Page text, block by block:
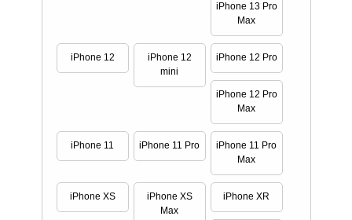
iPhone 13 Pro
Max
iPhone 12
iPhone 12
mini
iPhone 12 Pro
iPhone 12 Pro
Max
iPhone 11 iPhone 11 Pro
iPhone 11 Pro
Max
iPhone XS
iPhone XS
Max
iPhone XR